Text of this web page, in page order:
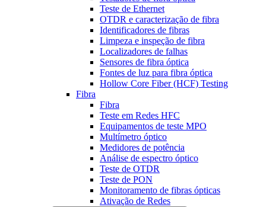
Teste de Ethernet
OTDR e caracterização de fibra
Identificadores de fibras
Limpeza e inspeção de fibra
Localizadores de falhas
Sensores de fibra óptica
Fontes de luz para fibra óptica
Hollow Core Fiber (HCF) Testing
Fibra
Fibra
Teste em Redes HFC
Equipamentos de teste MPO
Multímetro óptico
Medidores de potência
Análise de espectro óptico
Teste de OTDR
Teste de PON
Monitoramento de fibras ópticas
Ativação de Redes